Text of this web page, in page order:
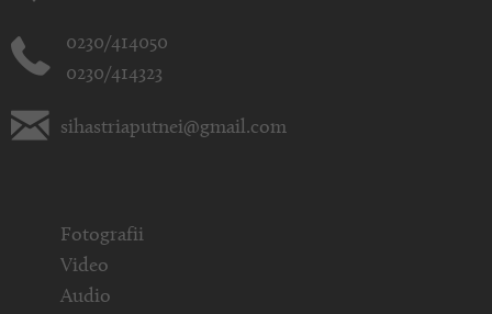
0230/414050
0230/414323
sihastriaputnei@gmail.com
Fotografii
Video
Audio